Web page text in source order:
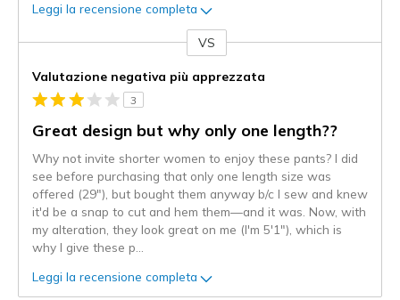
Leggi la recensione completa
VS
Valutazione negativa più apprezzata
3
Great design but why only one length??
Why not invite shorter women to enjoy these pants? I did
see before purchasing that only one length size was
offered (29"), but bought them anyway b/c I sew and knew
it'd be a snap to cut and hem them—and it was. Now, with
my alteration, they look great on me (I'm 5'1"), which is
why I give these p
Leggi la recensione completa